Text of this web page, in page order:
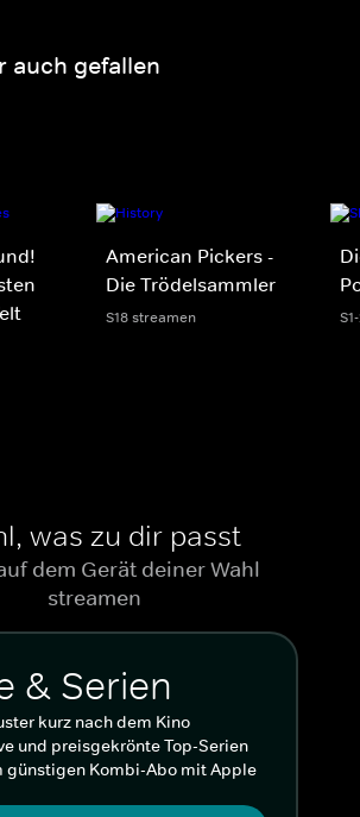
auch gefallen
American Pickers -
Die Trödelsammler
S18 streamen
was zu dir passt
dem Gerät deiner Wahl
streamen
& Serien
kurz nach dem Kino
und preisgekrönte Top-Serien
günstigen Kombi-Abo mit Apple